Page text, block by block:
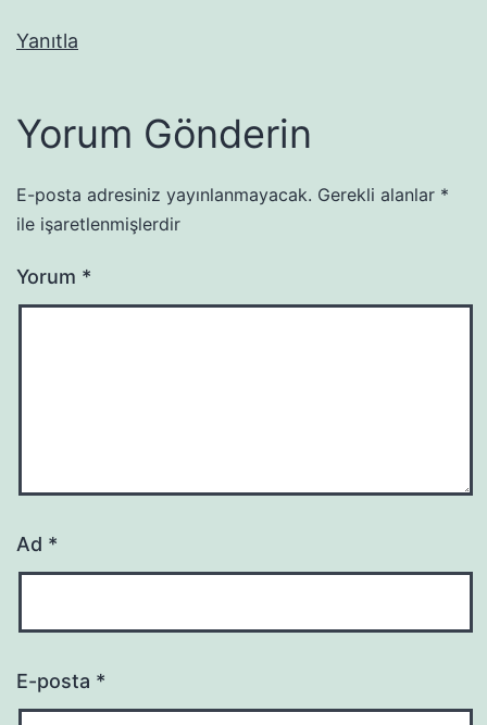
Yanıtla
Yorum Gönderin
E-posta adresiniz yayınlanmayacak. Gerekli alanlar *
ile işaretlenmişlerdir
Yorum *
Ad *
E-posta *